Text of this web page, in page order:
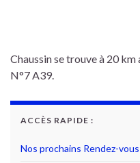
Chaussin se trouve à 20
N°7 A39.
ACCÈS RAPIDE :
Nos prochains Rendez-vous